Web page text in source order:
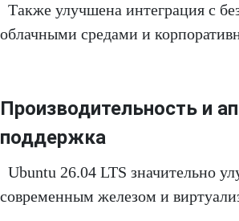
Также улучшена интеграция с
облачными средами и
Производительность и
поддержка
Ubuntu 26.04 LTS значительно
современным железом и